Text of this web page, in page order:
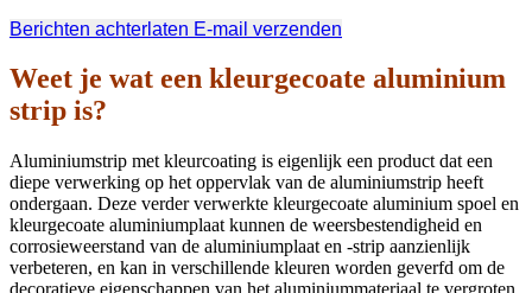
Berichten achterlaten E-mail verzenden
Weet je wat een kleurgecoate aluminium
strip is?
Aluminiumstrip met kleurcoating is eigenlijk een product dat een
diepe verwerking op het oppervlak van de aluminiumstrip heeft
ondergaan. Deze verder verwerkte kleurgecoate aluminium spoel en
kleurgecoate aluminiumplaat kunnen de weersbestendigheid en
corrosieweerstand van de aluminiumplaat en -strip aanzienlijk
verbeteren, en kan in verschillende kleuren worden geverfd om de